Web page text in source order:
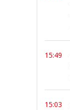
15:49
15:03